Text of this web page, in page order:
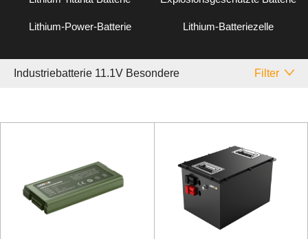
Lithium-Power-Batterie Lithium-Batteriezelle
Industriebatterie 11.1V Besondere Filter